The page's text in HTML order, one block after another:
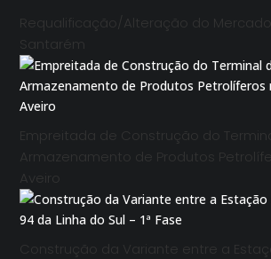
Requalificação/Alteração do
Santarém
Empreitada de Construção do
Armazenamento de Produtos
Aveiro
Construção da Variante entre a